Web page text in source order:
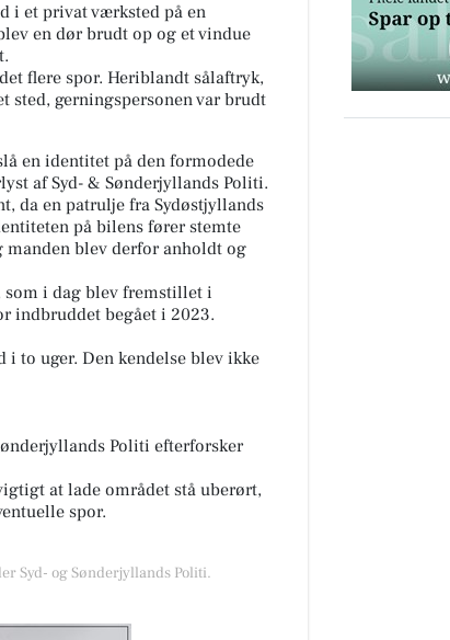
i et privat værksted på en
en dør brudt op og et vindue
flere spor. Heriblandt sålaftryk,
sted, gerningspersonen var brudt
en identitet på den formodede
af Syd- & Sønderjyllands Politi.
da en patrulje fra Sydøstjyllands
på bilens fører stemte
manden blev derfor anholdt og
som i dag blev fremstillet i
indbruddet begået i 2023.
i to uger. Den kendelse blev ikke
Politi efterforsker
at lade området stå uberørt,
spor.
Syd- og Sønderjyllands Politi.